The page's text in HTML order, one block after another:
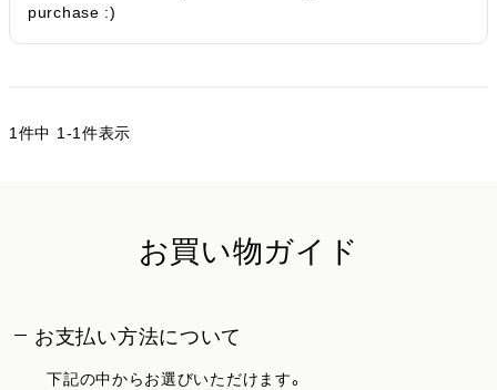
purchase :)
1件中 1-1件表示
お買い物ガイド
お支払い方法について
下記の中からお選びいただけます。